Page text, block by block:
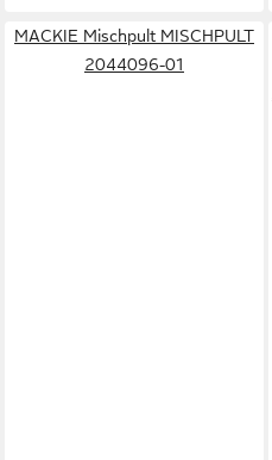
MACKIE Mischpult MISCHPULT
2044096-01